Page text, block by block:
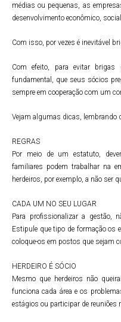
médias ou pequenas, as
desenvolvimento econômico,
Com isso, por vezes é inevitável
Com efeito, para evitar brigas
fundamental, que seus sócios
sempre em cooperação com um
Vejam algumas dicas, lembrando
REGRAS
Por meio de um estatuto,
familiares podem trabalhar na
herdeiros, por exemplo, a não ser
CADA UM NO SEU LUGAR
Para profissionalizar a gestão,
Estipule que tipo de formação os
coloque-os em postos que sejam
HERDEIRO É SÓCIO
Mesmo que herdeiros não
funciona cada área e os
estágios ou participar de reuniões